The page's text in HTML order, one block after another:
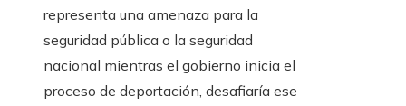
representa una amenaza para la
seguridad pública o la seguridad
nacional mientras el gobierno inicia el
proceso de deportación, desafiaría ese